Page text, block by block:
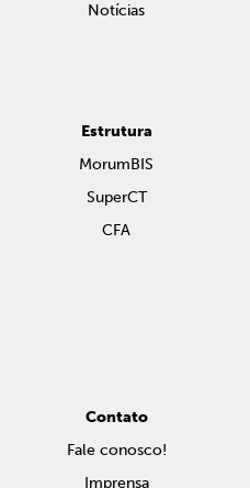
Notícias
Estrutura
MorumBIS
SuperCT
CFA
Contato
Fale conosco!
Imprensa